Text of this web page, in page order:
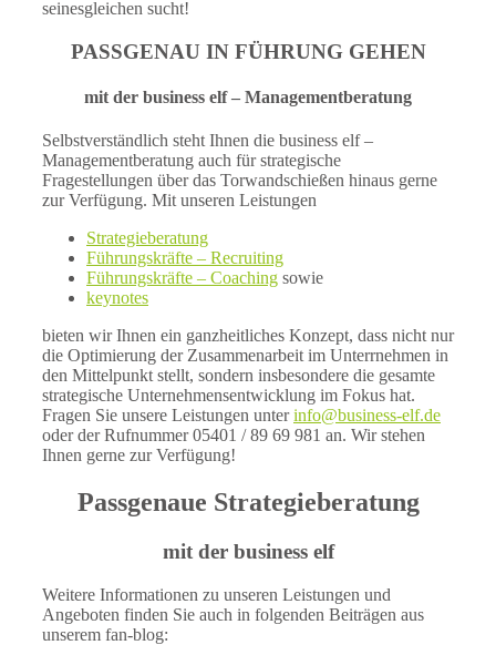
seinesgleichen sucht!
PASSGENAU IN FÜHRUNG GEHEN
mit der business elf – Managementberatung
Selbstverständlich steht Ihnen die business elf –
Managementberatung auch für strategische
Fragestellungen über das Torwandschießen hinaus gerne
zur Verfügung. Mit unseren Leistungen
Strategieberatung
Führungskräfte – Recruiting
Führungskräfte – Coaching sowie
keynotes
bieten wir Ihnen ein ganzheitliches Konzept, dass nicht nur
die Optimierung der Zusammenarbeit im Unterrnehmen in
den Mittelpunkt stellt, sondern insbesondere die gesamte
strategische Unternehmensentwicklung im Fokus hat.
Fragen Sie unsere Leistungen unterinfo@business-elf.de
oder der Rufnummer 05401 / 89 69 981 an. Wir stehen
Ihnen gerne zur Verfügung!
Passgenaue Strategieberatung
mit der business elf
Weitere Informationen zu unseren Leistungen und
Angeboten finden Sie auch in folgenden Beiträgen aus
unserem fan-blog: